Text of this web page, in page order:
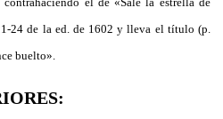
24 de la ed. de 1602 y lleva el título (p.
buelto».